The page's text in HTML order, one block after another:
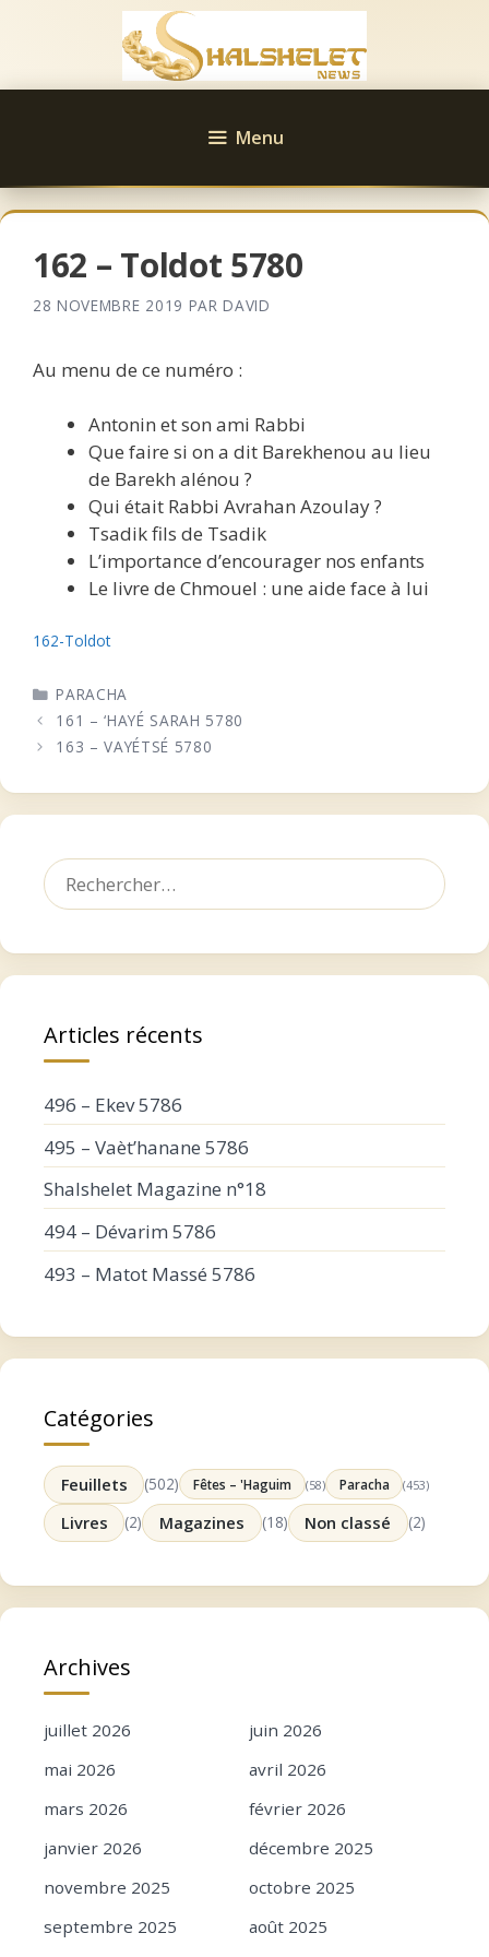
Menu
162 – Toldot 5780
28 NOVEMBRE 2019 PAR DAVID
Au menu de ce numéro :
Antonin et son ami Rabbi
Que faire si on a dit Barekhenou au lieu
de Barekh alénou ?
Qui était Rabbi Avrahan Azoulay ?
Tsadik fils de Tsadik
L’importance d’encourager nos enfants
Le livre de Chmouel : une aide face à lui
162-Toldot
CATÉGORIES
PARACHA
161 – ‘HAYÉ SARAH 5780
163 – VAYÉTSÉ 5780
Rechercher :
Articles récents
496 – Ekev 5786
495 – Vaèt’hanane 5786
Shalshelet Magazine n°18
494 – Dévarim 5786
493 – Matot Massé 5786
Catégories
Feuillets (502) Fêtes – 'Haguim (58) Paracha (453)
Livres (2) Magazines (18) Non classé (2)
Archives
juillet 2026
juin 2026
mai 2026
avril 2026
mars 2026
février 2026
janvier 2026
décembre 2025
novembre 2025
octobre 2025
septembre 2025
août 2025